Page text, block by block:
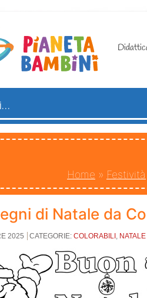
Home » Festività
di Natale da
2025 CATEGORIE: COLORABILI , NATALE